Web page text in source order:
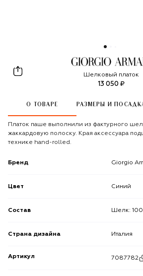
Giorgio Armani
Шелковый платок
13 050 ₽
О ТОВАРЕ РАЗМЕРЫ И
Платок паше выполнили из фактурного
жаккардовую полоску. Края аксессуара
технике hand-rolled.
Бренд Giorgio
Цвет Синий
Состав Шелк:
Страна дизайна Италия
Артикул 7087782